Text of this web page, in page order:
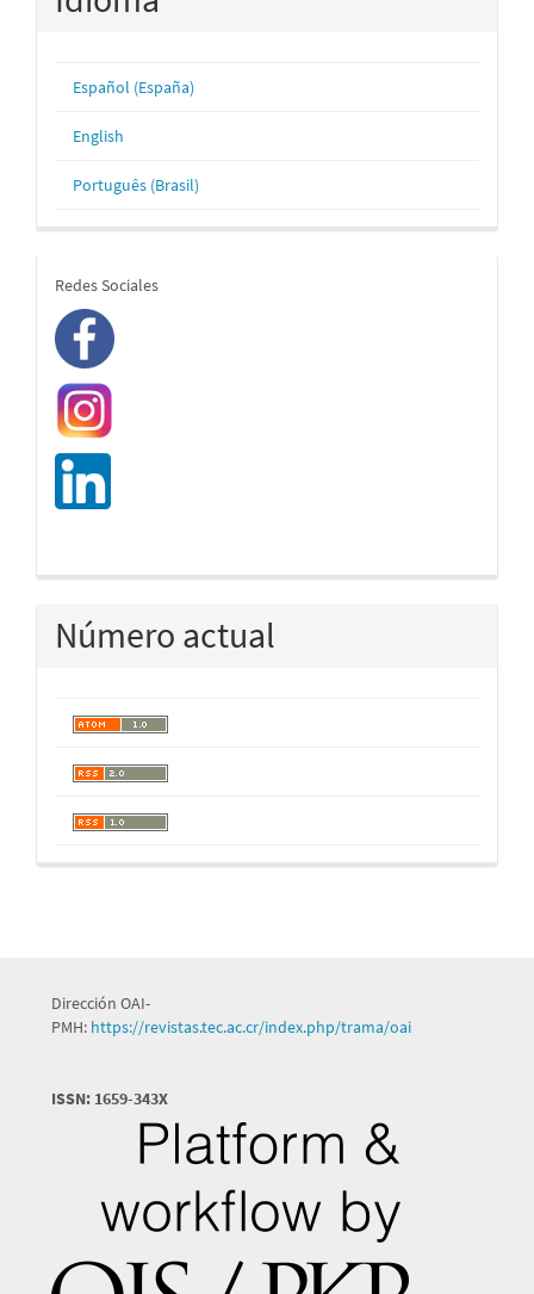
Español (España)
English
Português (Brasil)
redes
Redes Sociales
Número actual
Dirección OAI-
PMH: https://revistas.tec.ac.cr/index.php/trama/oai
ISSN: 1659-343X